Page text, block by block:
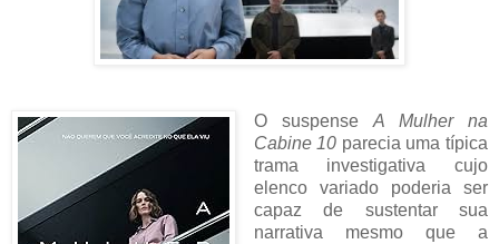
O suspenseA Mulher na
Cabine 10 parecia uma típica
trama investigativa cujo
elenco variado poderia ser
capaz de sustentar sua
narrativa mesmo que a